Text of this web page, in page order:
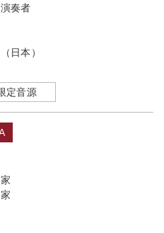
奏者
日本）
定音源